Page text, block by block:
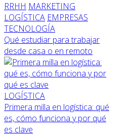
RRHH MARKETING
LOGÍSTICA EMPRESAS
TECNOLOGÍA
Qué estudiar para trabajar
desde casa o en remoto
LOGÍSTICA
Primera milla en logística: qué
es, cómo funciona y por qué
es clave